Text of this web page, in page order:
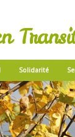
Solidarité